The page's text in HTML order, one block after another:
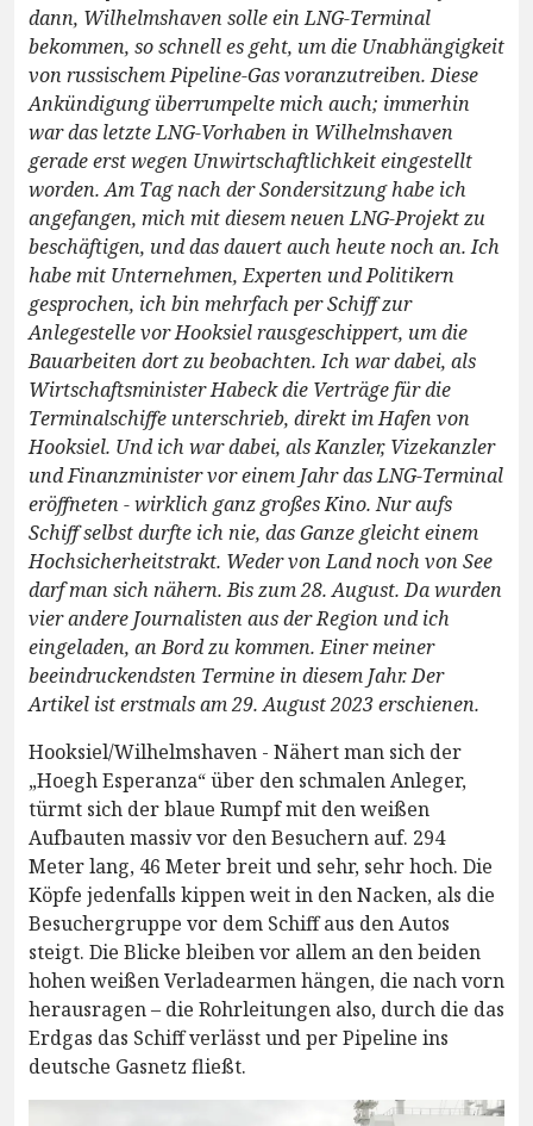
dann, Wilhelmshaven solle ein LNG-Terminal
bekommen, so schnell es geht, um die Unabhängigkeit
von russischem Pipeline-Gas voranzutreiben. Diese
Ankündigung überrumpelte mich auch; immerhin
war das letzte LNG-Vorhaben in Wilhelmshaven
gerade erst wegen Unwirtschaftlichkeit eingestellt
worden. Am Tag nach der Sondersitzung habe ich
angefangen, mich mit diesem neuen LNG-Projekt zu
beschäftigen, und das dauert auch heute noch an. Ich
habe mit Unternehmen, Experten und Politikern
gesprochen, ich bin mehrfach per Schiff zur
Anlegestelle vor Hooksiel rausgeschippert, um die
Bauarbeiten dort zu beobachten. Ich war dabei, als
Wirtschaftsminister Habeck die Verträge für die
Terminalschiffe unterschrieb, direkt im Hafen von
Hooksiel. Und ich war dabei, als Kanzler, Vizekanzler
und Finanzminister vor einem Jahr das LNG-Terminal
eröffneten - wirklich ganz großes Kino. Nur aufs
Schiff selbst durfte ich nie, das Ganze gleicht einem
Hochsicherheitstrakt. Weder von Land noch von See
darf man sich nähern. Bis zum 28. August. Da wurden
vier andere Journalisten aus der Region und ich
eingeladen, an Bord zu kommen. Einer meiner
beeindruckendsten Termine in diesem Jahr. Der
Artikel ist erstmals am 29. August 2023 erschienen.
Hooksiel/Wilhelmshaven - Nähert man sich der
„Hoegh Esperanza“ über den schmalen Anleger,
türmt sich der blaue Rumpf mit den weißen
Aufbauten massiv vor den Besuchern auf. 294
Meter lang, 46 Meter breit und sehr, sehr hoch. Die
Köpfe jedenfalls kippen weit in den Nacken, als die
Besuchergruppe vor dem Schiff aus den Autos
steigt. Die Blicke bleiben vor allem an den beiden
hohen weißen Verladearmen hängen, die nach vorn
herausragen – die Rohrleitungen also, durch die das
Erdgas das Schiff verlässt und per Pipeline ins
deutsche Gasnetz fließt.